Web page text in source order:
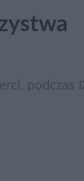
podczas